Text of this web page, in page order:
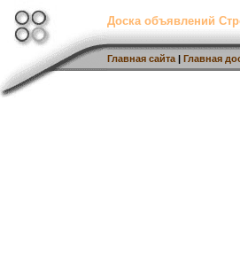
Доска объявлений
Главная сайта | Главная